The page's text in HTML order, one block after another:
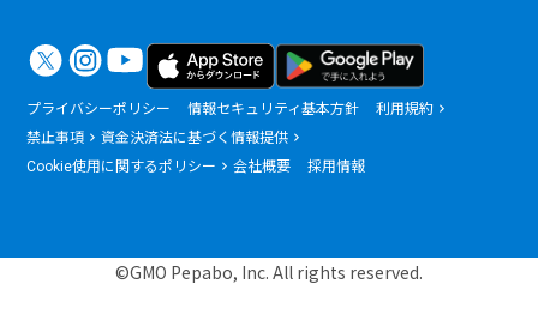
プライバシーポリシー 情報セキュリティ基本方針
利用規約
禁止事項
資金決済法に基づく情報提供
Cookie使用に関するポリシー
会社概要 採用情報
©GMO Pepabo, Inc. All rights reserved.